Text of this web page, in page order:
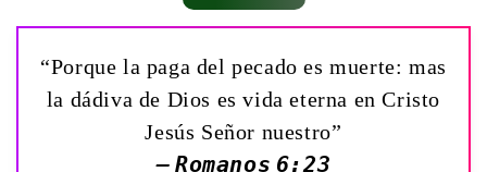
“Porque la paga del pecado es muerte: mas
la dádiva de Dios es vida eterna en Cristo
Jesús Señor nuestro”
— Romanos 6:23